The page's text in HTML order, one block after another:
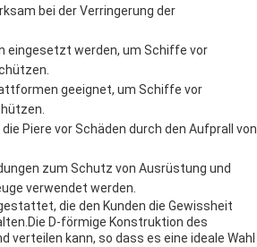
bei der Verringerung der
eingesetzt werden, um Schiffe vor
geeignet, um Schiffe vor
Piere vor Schäden durch den Aufprall von
zum Schutz von Ausrüstung und
verwendet werden.
die den Kunden die Gewissheit
D-förmige Konstruktion des
kann, so dass es eine ideale Wahl